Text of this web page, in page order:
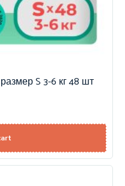
S 3-6 кг 48 шт